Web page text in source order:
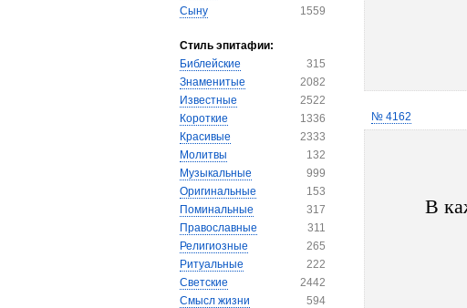
Сыну
1559
Стиль эпитафии:
Библейские
315
Знаменитые
2082
Известные
2522
Короткие
1336
Красивые
2333
Молитвы
132
Музыкальные
999
Оригинальные
153
Поминальные
317
Православные
311
Религиозные
265
Ритуальные
222
Светские
2442
Смысл жизни
594
№ 4162
В